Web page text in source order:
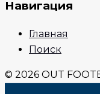
Навигация
Главная
Поиск
© 2026 OUT